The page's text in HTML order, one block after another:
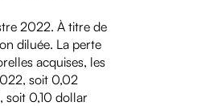
2022. À titre de
diluée. La perte
acquises, les
soit 0,02
soit 0,10 dollar